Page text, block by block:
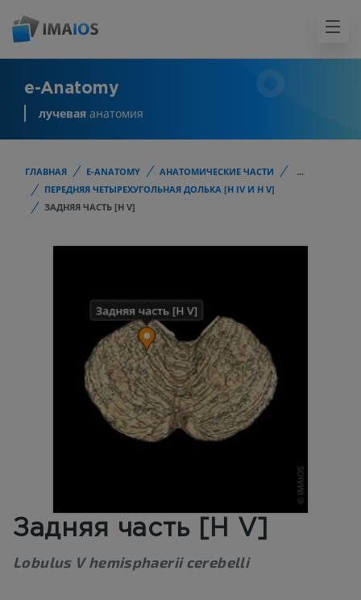
e-Anatomy
лучевая анатомия
ГЛАВНАЯ E-ANATOMY АНАТОМИЧЕСКИЕ ЧАСТИ
...
ПЕРЕДНЯЯ ЧЕТЫРЕХУГОЛЬНАЯ ДОЛЬКА [H IV И H V]
ЗАДНЯЯ ЧАСТЬ [H V]
Задняя часть [H V]
Lobulus V hemisphaerii cerebelli